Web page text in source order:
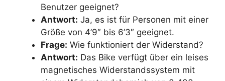
Benutzer geeignet?
Antwort: Ja, es ist für Personen mit einer
Größe von 4’9″ bis 6’3″ geeignet.
Frage: Wie funktioniert der Widerstand?
Antwort: Das Bike verfügt über ein leises
magnetisches Widerstandssystem mit